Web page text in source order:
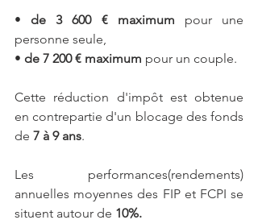
• de 3 600 € maximum pour une
personne seule,
• de 7 200 € maximum pour un couple.
Cette réduction d'impôt est obtenue
en contrepartie d'un blocage des fonds
de 7 à 9 ans.
Les performances(rendements)
annuelles moyennes des FIP et FCPI se
situent autour de 10%.